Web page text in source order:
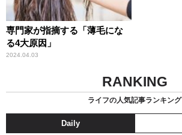
専門家が指摘する「薄毛にな
る4大原因」
2024.04.03
RANKING
ライフの人気記事ランキング
Daily